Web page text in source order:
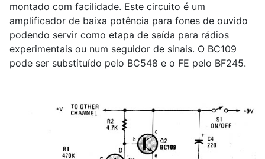
montado com facilidade. Este circuito é um
amplificador de baixa potência para fones de ouvido
podendo servir como etapa de saída para rádios
experimentais ou num seguidor de sinais. O BC109
pode ser substituído pelo BC548 e o FE pelo BF245.